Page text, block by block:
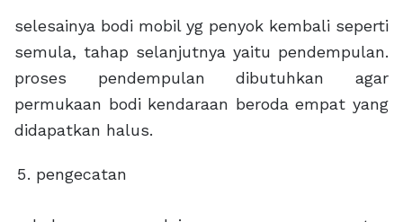
selesainya bodi mobil yg penyok kembali seperti
semula, tahap selanjutnya yaitu pendempulan.
proses pendempulan dibutuhkan agar
permukaan bodi kendaraan beroda empat yang
didapatkan halus.
pengecatan